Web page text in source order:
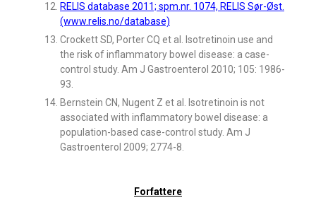
RELIS database 2011; spm.nr. 1074, RELIS Sør-Øst.
(www.relis.no/database)
Crockett SD, Porter CQ et al. Isotretinoin use and
the risk of inflammatory bowel disease: a case-
control study. Am J Gastroenterol 2010; 105: 1986-
93.
Bernstein CN, Nugent Z et al. Isotretinoin is not
associated with inflammatory bowel disease: a
population-based case-control study. Am J
Gastroenterol 2009; 2774-8.
Forfattere